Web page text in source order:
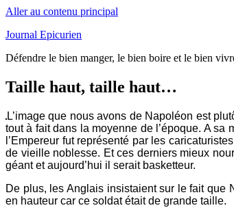
Aller au contenu principal
Journal Epicurien
Défendre le bien manger, le bien boire et le bien
Taille haut, taille haut…
L’image que nous avons de Napoléon est
tout à fait dans la moyenne de l’époque. A
l’Empereur fut représenté par les
de vieille noblesse. Et ces derniers mieux
géant et aujourd’hui il serait basketteur.
De plus, les Anglais insistaient sur le fait que
en hauteur car ce soldat était de grande taille.